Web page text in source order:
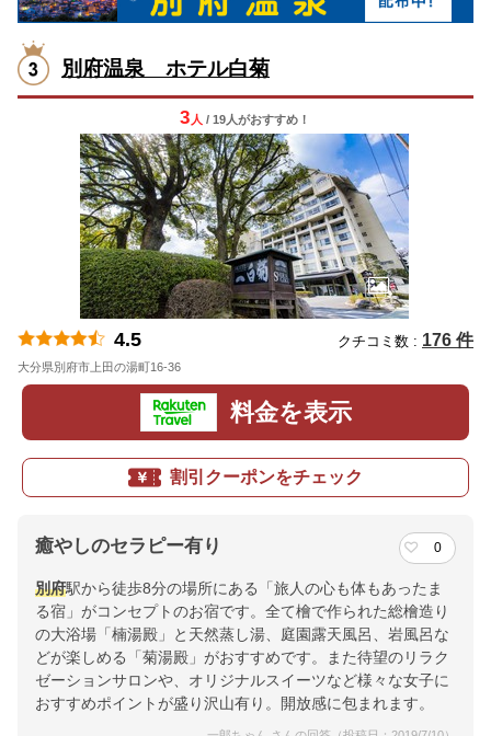
別府温泉 ホテル白菊
3 人 / 19人がおすすめ！
4.5 クチコミ数 : 176 件
大分県別府市上田の湯町16-36
料金を表示
割引クーポンをチェック
癒やしのセラピー有り 0
別府駅から徒歩8分の場所にある「旅人の心も体もあったま
る宿」がコンセプトのお宿です。全て檜で作られた総檜造り
の大浴場「楠湯殿」と天然蒸し湯、庭園露天風呂、岩風呂な
どが楽しめる「菊湯殿」がおすすめです。また待望のリラク
ゼーションサロンや、オリジナルスイーツなど様々な女子に
おすすめポイントが盛り沢山有り。開放感に包まれます。